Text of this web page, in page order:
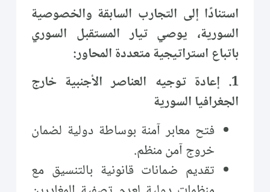
استنادًا إلى التجارب السابقة والخصوصية
السورية، يوصي تيار المستقبل السوري
باتباع استراتيجية متعددة المحاور:
1. إعادة توجيه العناصر الأجنبية خارج
الجغرافيا السورية
فتح معابر آمنة بوساطة دولية لضمان
خروج آمن منظم.
تقديم ضمانات قانونية بالتنسيق مع